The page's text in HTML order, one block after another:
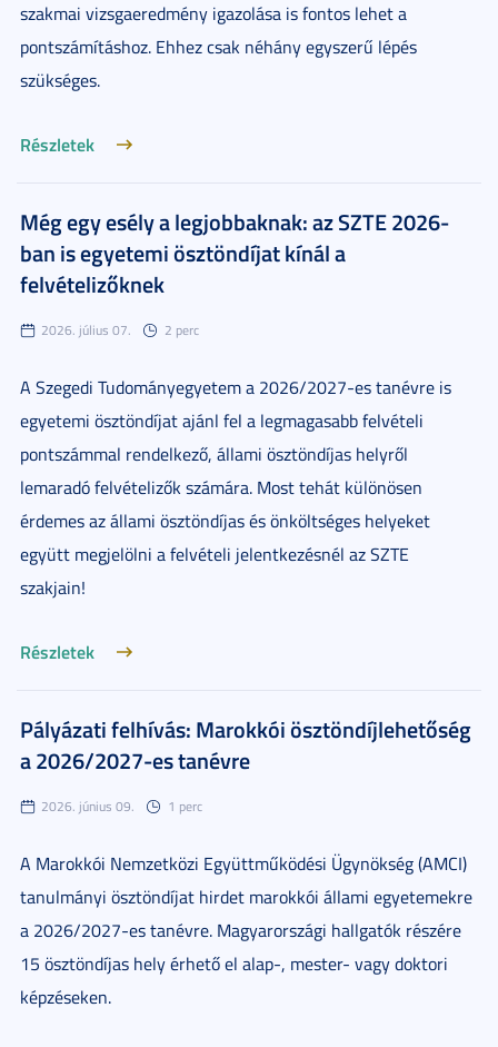
szakmai vizsgaeredmény igazolása is fontos lehet a
pontszámításhoz. Ehhez csak néhány egyszerű lépés
szükséges.
Részletek
Még egy esély a legjobbaknak: az SZTE 2026-
ban is egyetemi ösztöndíjat kínál a
felvételizőknek
2026. július 07. 2 perc
A Szegedi Tudományegyetem a 2026/2027-es tanévre is
egyetemi ösztöndíjat ajánl fel a legmagasabb felvételi
pontszámmal rendelkező, állami ösztöndíjas helyről
lemaradó felvételizők számára. Most tehát különösen
érdemes az állami ösztöndíjas és önköltséges helyeket
együtt megjelölni a felvételi jelentkezésnél az SZTE
szakjain!
Részletek
Pályázati felhívás: Marokkói ösztöndíjlehetőség
a 2026/2027-es tanévre
2026. június 09. 1 perc
A Marokkói Nemzetközi Együttműködési Ügynökség (AMCI)
tanulmányi ösztöndíjat hirdet marokkói állami egyetemekre
a 2026/2027-es tanévre. Magyarországi hallgatók részére
15 ösztöndíjas hely érhető el alap-, mester- vagy doktori
képzéseken.